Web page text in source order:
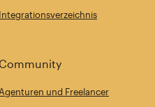
Integrationsverzeichnis
Community
und Freelancer